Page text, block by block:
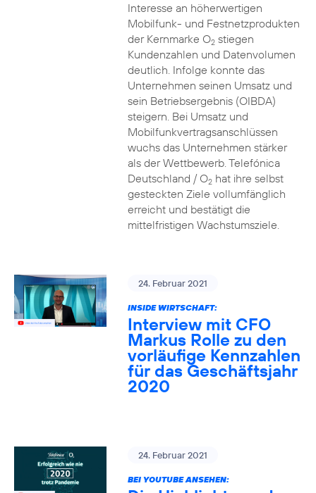
Interesse an höherwertigen
Mobilfunk- und Festnetzprodukten
der Kernmarke O2stiegen
Kundenzahlen und Datenvolumen
deutlich. Infolge konnte das
Unternehmen seinen Umsatz und
sein Betriebsergebnis (OIBDA)
steigern. Bei Umsatz und
Mobilfunkvertragsanschlüssen
wuchs das Unternehmen stärker
als der Wettbewerb. Telefónica
Deutschland / O2hat ihre selbst
gesteckten Ziele vollumfänglich
erreicht und bestätigt die
mittelfristigen Wachstumsziele.
24. Februar 2021
INSIDE WIRTSCHAFT:
Interview mit CFO
Markus Rolle zu den
vorläufige Kennzahlen
für das Geschäftsjahr
2020
24. Februar 2021
BEI YOUTUBE ANSEHEN: